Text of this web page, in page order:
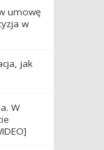
umowę
w
jak
W